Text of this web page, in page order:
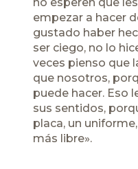
empezar a hacer
gustado haber
ser ciego, no lo
veces pienso que
que nosotros,
puede hacer. Eso
sus sentidos,
placa, un
más libre».